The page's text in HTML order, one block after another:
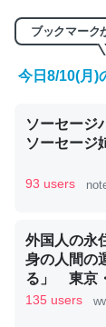
くらい。
ど、短期
かりやすく
昆虫って
ブックマーク
今日8/10(月)
ソーセージ
ソーセージ
93 users
外国人の永
身の人間の
る」 東京
ル：東京新
135 users